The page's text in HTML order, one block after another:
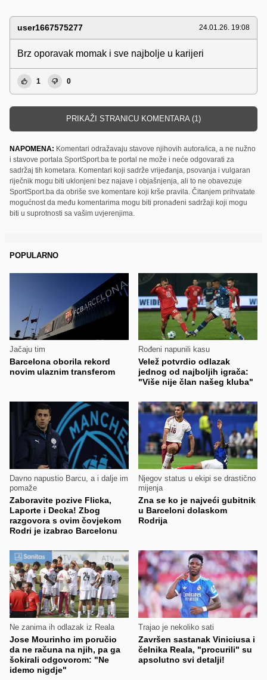
user1667575277 24.01.26. 19:08
Brz oporavak momak i sve najbolje u karijeri
1 0
PRIKAŽI STRANICU KOMENTARA (1)
NAPOMENA: Komentari odražavaju stavove njihovih autora/ica, a ne nužno
i stavove portala SportSport.ba te portal ne može i neće odgovarati za
sadržaj tih kometara. Komentari koji sadrže vrijeđanja, psovanja i vulgaran
riječnik mogu biti uklonjeni bez najave i objašnjenja, ali to ne obavezuje
SportSport.ba da obriše sve komentare koji krše pravila. Čitanjem prihvatate
mogućnost da među komentarima mogu biti pronađeni sadržaji koji mogu
biti u suprotnosti sa vašim uvjerenjima.
POPULARNO
Jačaju tim
Barcelona oborila rekord
novim ulaznim transferom
Rođeni napunili kasu
Velež potvrdio odlazak
jednog od najboljih igrača:
"Više nije član našeg kluba"
Davno napustio Barcu, a i dalje im
pomaže
Zaboravite pozive Flicka,
Laporte i Decka! Zbog
razgovora s ovim čovjekom
Rodri je izabrao Barcelonu
Njegov status u ekipi se drastično
mijenja
Zna se ko je najveći gubitnik
u Barceloni dolaskom
Rodrija
Ne zanima ih odlazak iz Reala
Jose Mourinho im poručio
da ne računa na njih, pa ga
šokirali odgovorom: "Ne
idemo nigdje"
Trajao je nekoliko sati
Završen sastanak Viniciusa i
čelnika Reala, "procurili" su
apsolutno svi detalji!